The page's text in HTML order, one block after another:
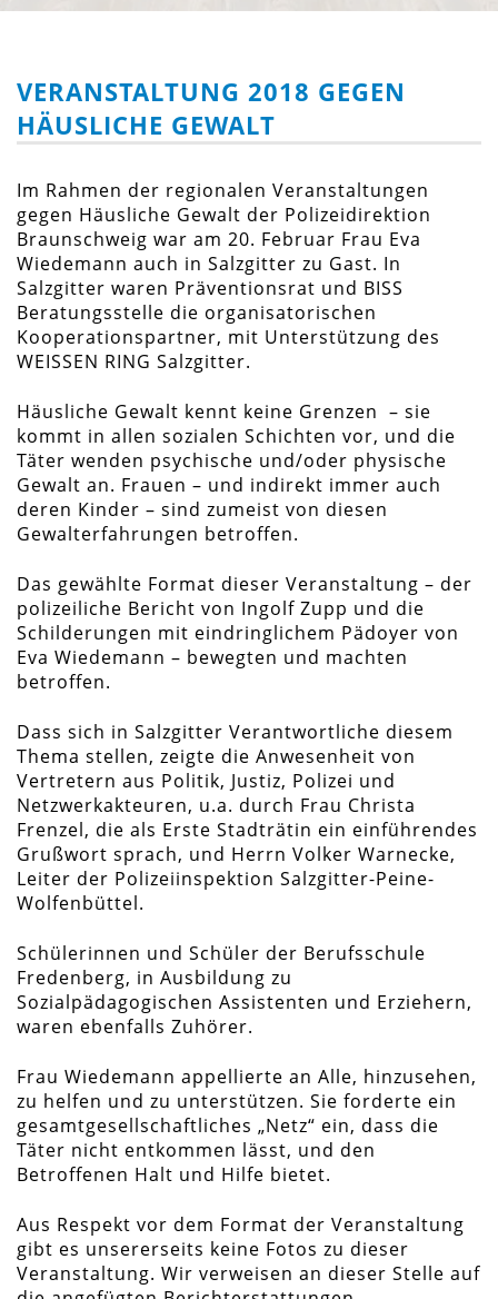
VERANSTALTUNG 2018 GEGEN
HÄUSLICHE GEWALT
Im Rahmen der regionalen Veranstaltungen
gegen Häusliche Gewalt der Polizeidirektion
Braunschweig war am 20. Februar Frau Eva
Wiedemann auch in Salzgitter zu Gast. In
Salzgitter waren Präventionsrat und BISS
Beratungsstelle die organisatorischen
Kooperationspartner, mit Unterstützung des
WEISSEN RING Salzgitter.
Häusliche Gewalt kennt keine Grenzen – sie
kommt in allen sozialen Schichten vor, und die
Täter wenden psychische und/oder physische
Gewalt an. Frauen – und indirekt immer auch
deren Kinder – sind zumeist von diesen
Gewalterfahrungen betroffen.
Das gewählte Format dieser Veranstaltung – der
polizeiliche Bericht von Ingolf Zupp und die
Schilderungen mit eindringlichem Pädoyer von
Eva Wiedemann – bewegten und machten
betroffen.
Dass sich in Salzgitter Verantwortliche diesem
Thema stellen, zeigte die Anwesenheit von
Vertretern aus Politik, Justiz, Polizei und
Netzwerkakteuren, u.a. durch Frau Christa
Frenzel, die als Erste Stadträtin ein einführendes
Grußwort sprach, und Herrn Volker Warnecke,
Leiter der Polizeiinspektion Salzgitter-Peine-
Wolfenbüttel.
Schülerinnen und Schüler der Berufsschule
Fredenberg, in Ausbildung zu
Sozialpädagogischen Assistenten und Erziehern,
waren ebenfalls Zuhörer.
Frau Wiedemann appellierte an Alle, hinzusehen,
zu helfen und zu unterstützen. Sie forderte ein
gesamtgesellschaftliches „Netz“ ein, dass die
Täter nicht entkommen lässt, und den
Betroffenen Halt und Hilfe bietet.
Aus Respekt vor dem Format der Veranstaltung
gibt es unsererseits keine Fotos zu dieser
Veranstaltung. Wir verweisen an dieser Stelle auf